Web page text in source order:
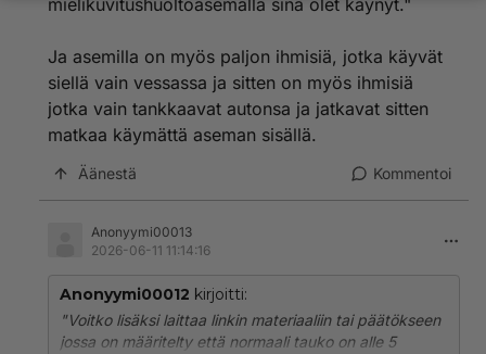
mielikuvitushuoltoasemalla sinä olet käynyt."
Ja asemilla on myös paljon ihmisiä, jotka käyvät
siellä vain vessassa ja sitten on myös ihmisiä
jotka vain tankkaavat autonsa ja jatkavat sitten
matkaa käymättä aseman sisällä.
Äänestä Kommentoi
Anonyymi00013
2026-06-11 11:14:16
Anonyymi00012 kirjoitti:
"Voitko lisäksi laittaa linkin materiaaliin tai päätökseen
jossa on määritelty että normaali tauko on alle 5